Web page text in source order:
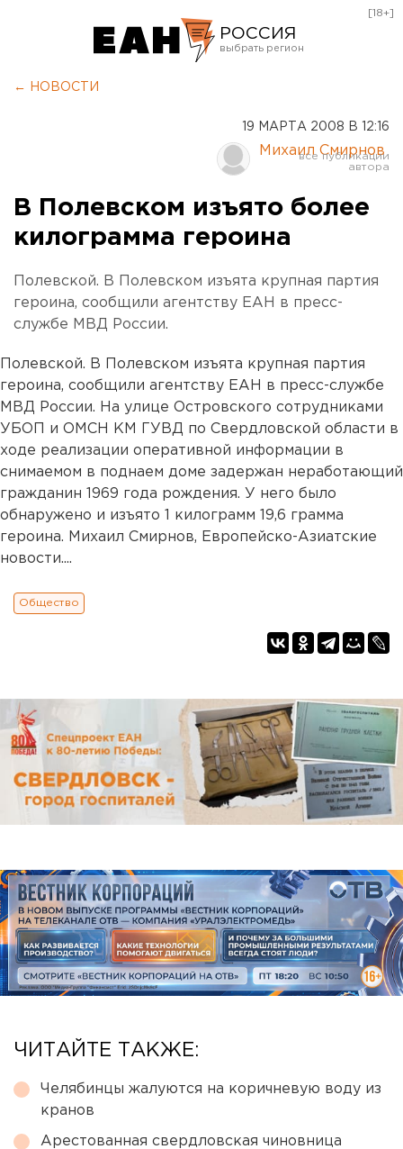
РОССИЯ
Курган
Оренбург
[18+]
← НОВОСТИ
19 МАРТА 2008 В 12:16
Михаил Смирнов
В Полевском изъято более
килограмма героина
Полевской. В Полевском изъята крупная партия
героина, сообщили агентству ЕАН в пресс-
службе МВД России.
Полевской. В Полевском изъята крупная партия
героина, сообщили агентству ЕАН в пресс-службе
МВД России. На улице Островского сотрудниками
УБОП и ОМСН КМ ГУВД по Свердловской области в
ходе реализации оперативной информации в
снимаемом в поднаем доме задержан неработающий
гражданин 1969 года рождения. У него было
обнаружено и изъято 1 килограмм 19,6 грамма
героина. Михаил Смирнов, Европейско-Азиатские
новости....
Общество
ЧИТАЙТЕ ТАКЖЕ:
Челябинцы жалуются на коричневую воду из
кранов
Арестованная свердловская чиновница